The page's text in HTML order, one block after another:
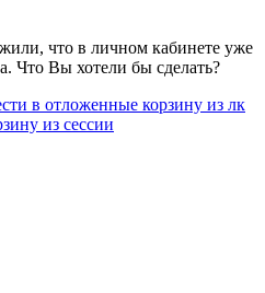
что в личном кабинете уже
Что Вы хотели бы сделать?
в отложенные корзину из лк
из сессии